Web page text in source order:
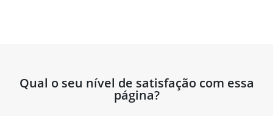
Qual o seu nível de satisfação com essa
página?